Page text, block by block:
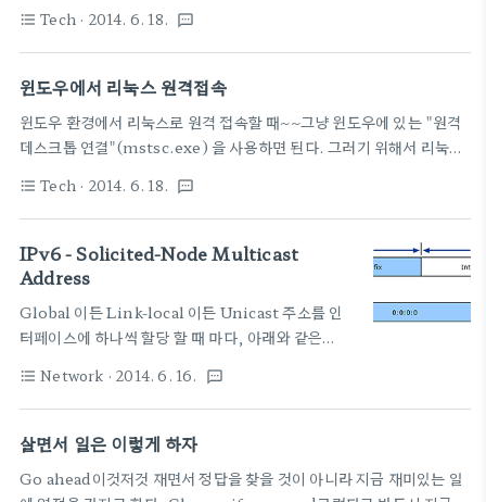
http://ppa.launchpad.net/webupd8team/java/ubuntu
trusty main" | tee /etc/apt/sources.list.d/webupd8team-
java.list echo "deb-src
trusty main" | tee -a
/etc/apt/sources.list.d/webupd8team-java.list apt-key adv
--keyserver keyserver..
format_list_bulleted Tech · 2014. 6. 18. textsms
윈도우에서 리눅스 원격접속
윈도우 환경에서 리눅스로 원격 접속할 때~~그냥 윈도우에 있는 "원격
데스크톱 연결"(mstsc.exe) 을 사용하면 된다. 그러기 위해서 리눅스
명되어 있음.난 그냥 이걸로 만족~~apt-get install xrdp 가끔 ps -ef
| grep Xvnc 이거 해보고, kill -9 찾은processID남겨진 세션 죽이
고 머 그정도자세한 내용은 가서 보는 것이 예의일듯끝. 출처 : ubuntu
12.04 + virtualbox + xrdp + 한글....# apt-get install xrdp 해
주면 설치는 끝이다. # service xrdp start/stop/restart (3) 현재 연
결된 sesison 정보 /tmp/.X1..
format_list_bulleted Tech · 2014. 6. 18. textsms
IPv6 - Solicited-Node Multicast
Address
Global 이든 Link-local 이든 Unicast 주소를 인
터페이스에 하나씩 할당 할 때 마다, 아래와 같은
씩 있어야 한다. (또는 처리할 수 있어야 한다.) 아래
주소로 패킷이 들어왔는데, 처리하지 않으면 이상하
겠지. 스펙상 의도하여 생성하지 않았지만 각
가) 당연히 all nodes multicast 주소인
format_list_bulleted Network · 2014. 6. 16. textsms
살면서 일은 이렇게 하자
Go ahead이것저것 재면서 정답을 찾을 것이 아니라 지금 재미있는 일